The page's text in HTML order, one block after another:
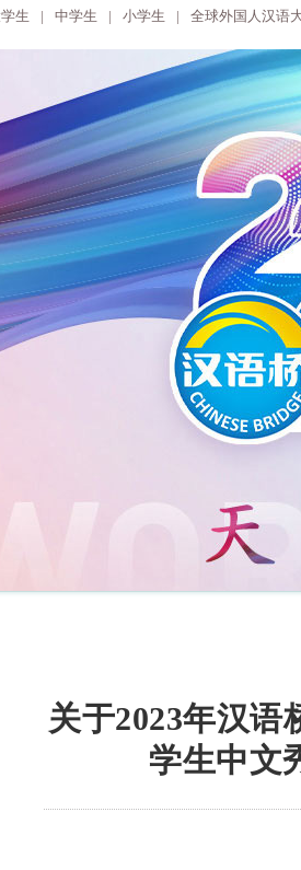
生 | 中学生 | 小学生 | 全球外国人汉语
关于2023年汉语
学生中文